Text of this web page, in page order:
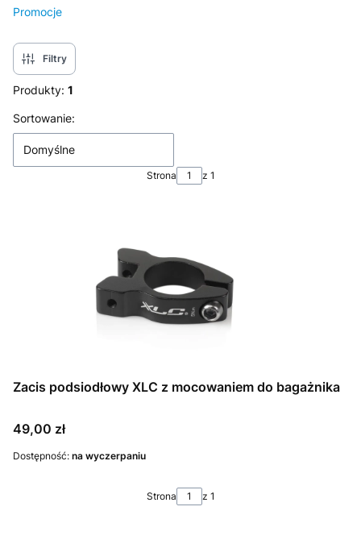
Promocje
Filtry
Produkty: 1
Lista produktów
Sortowanie:
Domyślne
Strona z 1
Zacis podsiodłowy XLC z mocowaniem do bagażnika
Cena
49,00 zł
Dostępność: na wyczerpaniu
Strona z 1